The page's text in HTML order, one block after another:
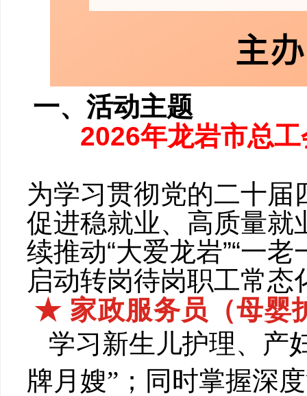
一、活动主题
2026年龙岩市总工
为学习贯彻党的二十
促进稳就业、高质量就
续推动“大爱龙岩”“一老
启动转岗待岗职工常态
★ 家政服务员（母婴
学习新生儿护理、产
牌月嫂”；同时掌握深